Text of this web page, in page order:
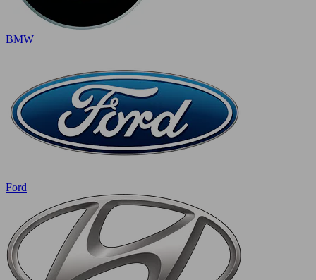
BMW
Ford